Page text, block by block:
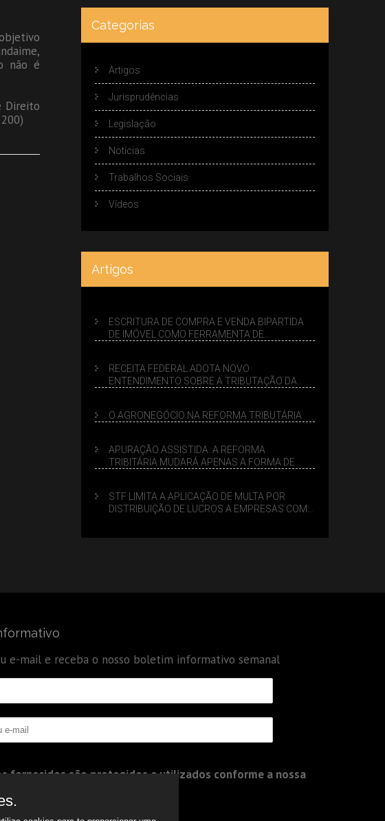
não é
Direito
Categorias
Artigos
Jurisprudências
Legislação
Notícias
Trabalhos Sociais
Vídeos
Artigos
ESCRITURA DE COMPRA E VENDA BIPARTIDA
DE IMÓVEL COMO FERRAMENTA DE
RECEITA FEDERAL ADOTA NOVO
ENTENDIMENTO SOBRE A TRIBUTAÇÃO DA
O AGRONEGÓCIO NA REFORMA TRIBUTÁRIA
APURAÇÃO ASSISTIDA: A REFORMA
TRIBITÁRIA MUDARÁ APENAS A FORMA DE
STF LIMITA A APLICAÇÃO DE MULTA POR
DISTRIBUIÇÃO DE LUCROS A EMPRESAS COM
e-mail e receba o nosso boletim informativo semanal
fornecidos são protegidos e utilizados conforme a nossa